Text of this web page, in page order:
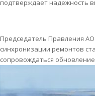
подтверждает надежность
Председатель Правления
синхронизации ремонтов
сопровождаться